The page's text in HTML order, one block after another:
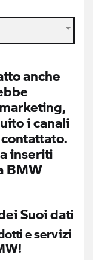
anche
i canali
inseriti
BMW
Suoi dati
e servizi